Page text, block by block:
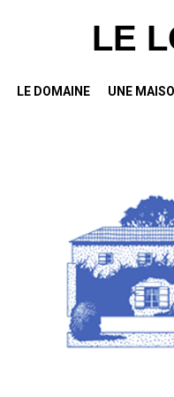
LE
LE DOMAINE UNE